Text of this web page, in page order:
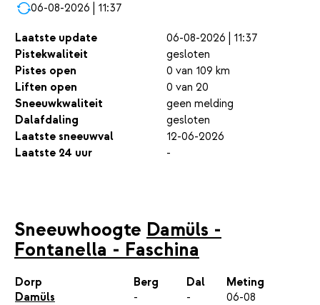
06-08-2026 | 11:37
Laatste update
06-08-2026 | 11:37
Pistekwaliteit
gesloten
Pistes open
0 van 109 km
Liften open
0 van 20
Sneeuwkwaliteit
geen melding
Dalafdaling
gesloten
Laatste sneeuwval
12-06-2026
Laatste 24 uur
-
Sneeuwhoogte Damüls -
Fontanella - Faschina
Dorp Berg Dal
Meting
Damüls
- -
06-08